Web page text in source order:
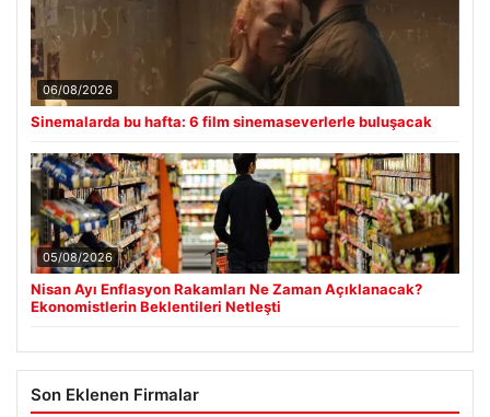
06/08/2026
Sinemalarda bu hafta: 6 film sinemaseverlerle buluşacak
05/08/2026
Nisan Ayı Enflasyon Rakamları Ne Zaman Açıklanacak?
Ekonomistlerin Beklentileri Netleşti
Son Eklenen Firmalar